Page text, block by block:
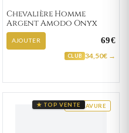
Chevalière Homme
Argent Amodo Onyx
AJOUTER 69€
CLUB 34,50€ →
GRAVURE
★ TOP VENTE